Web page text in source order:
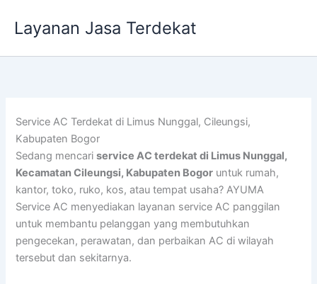
Layanan Jasa Terdekat
Service AC Terdekat di Limus Nunggal, Cileungsi,
Kabupaten Bogor
Sedang mencariservice AC terdekat di Limus Nunggal,
Kecamatan Cileungsi, Kabupaten Bogor untuk rumah,
kantor, toko, ruko, kos, atau tempat usaha? AYUMA
Service AC menyediakan layanan service AC panggilan
untuk membantu pelanggan yang membutuhkan
pengecekan, perawatan, dan perbaikan AC di wilayah
tersebut dan sekitarnya.